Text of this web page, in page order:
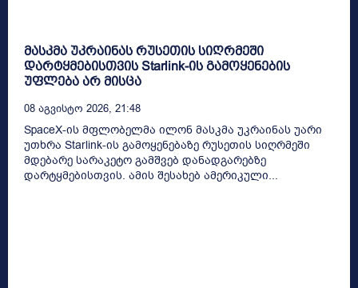
მასკმა უკრაინას რუსეთის სიღრმეში
დარტყმებისთვის Starlink-ის გამოყენების
უფლება არ მისცა
08 Აგვისტო 2026, 21:48
SpaceX-ის მფლობელმა ილონ მასკმა უკრაინას უარი
უთხრა Starlink-ის გამოყენებაზე რუსეთის სიღრმეში
მდებარე სარაკეტო გამშვებ დანადგარებზე
დარტყმებისთვის. ამის შესახებ ამერიკული...